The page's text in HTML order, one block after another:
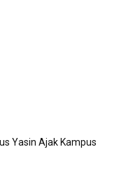
Yasin Ajak Kampus